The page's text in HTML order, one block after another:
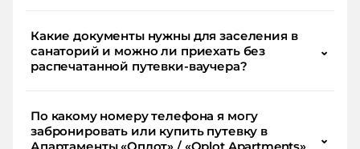
Какие документы нужны для заселения в
санаторий и можно ли приехать без
распечатанной путевки-ваучера?
⌄
По какому номеру телефона я могу
забронировать или купить путевку в
⌄